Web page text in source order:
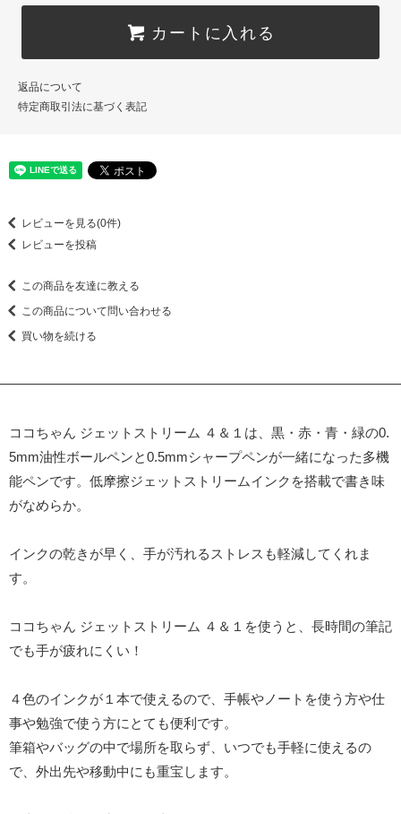
カートに入れる
返品について
特定商取引法に基づく表記
レビューを見る(0件)
レビューを投稿
この商品を友達に教える
この商品について問い合わせる
買い物を続ける
ココちゃん ジェットストリーム ４＆１は、黒・赤・青・緑の0.
5mm油性ボールペンと0.5mmシャープペンが一緒になった多機
能ペンです。低摩擦ジェットストリームインクを搭載で書き味
がなめらか。
インクの乾きが早く、手が汚れるストレスも軽減してくれま
す。
ココちゃん ジェットストリーム ４＆１を使うと、長時間の筆記
でも手が疲れにくい！
４色のインクが１本で使えるので、手帳やノートを使う方や仕
事や勉強で使う方にとても便利です。
筆箱やバッグの中で場所を取らず、いつでも手軽に使えるの
で、外出先や移動中にも重宝します。